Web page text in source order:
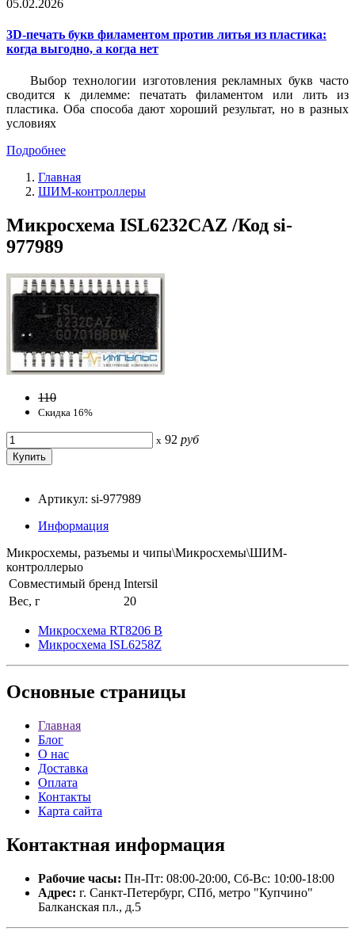
05.02.2026
3D-печать букв филаментом против литья из пластика:
когда выгодно, а когда нет
Выбор технологии изготовления рекламных букв часто
сводится к дилемме: печатать филаментом или лить из
пластика. Оба способа дают хороший результат, но в разных
условиях
Подробнее
Главная
ШИМ-контроллеры
Микросхема ISL6232CAZ /Код si-
977989
110
Скидка 16%
x 92 руб
Артикул: si-977989
Информация
Микросхемы, разъемы и чипы\Микросхемы\ШИМ-
контроллерыо
Совместимый бренд Intersil
Вес, г
20
Микросхема RT8206 B
Микросхема ISL6258Z
Основные страницы
Главная
Блог
О нас
Доставка
Оплата
Контакты
Карта сайта
Контактная информация
Рабочие часы: Пн-Пт: 08:00-20:00, Сб-Вс: 10:00-18:00
Адрес: г. Санкт-Петербург, СПб, метро "Купчино"
Балканская пл., д.5